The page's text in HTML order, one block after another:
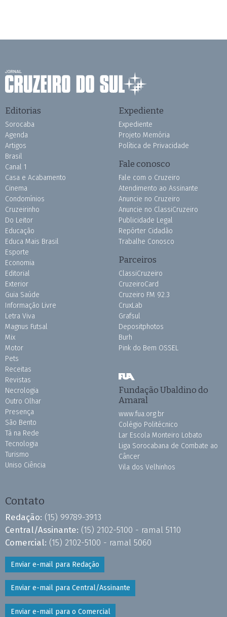
Editorias
Sorocaba
Agenda
Artigos
Brasil
Canal 1
Casa e Acabamento
Cinema
Condomínios
Cruzeirinho
Do Leitor
Educação
Educa Mais Brasil
Esporte
Economia
Editorial
Exterior
Guia Saúde
Informação Livre
Letra Viva
Magnus Futsal
Mix
Motor
Pets
Receitas
Revistas
Necrologia
Outro Olhar
Presença
São Bento
Tá na Rede
Tecnologia
Turismo
Uniso Ciência
Expediente
Expediente
Projeto Memória
Política de Privacidade
Fale conosco
Fale com o Cruzeiro
Atendimento ao Assinante
Anuncie no Cruzeiro
Anuncie no ClassiCruzeiro
Publicidade Legal
Repórter Cidadão
Trabalhe Conosco
Parceiros
ClassiCruzeiro
CruzeiroCard
Cruzeiro FM 92.3
CruxLab
Grafsul
Depositphotos
Burh
Pink do Bem OSSEL
Fundação Ubaldino do
Amaral
www.fua.org.br
Colégio Politécnico
Lar Escola Monteiro Lobato
Liga Sorocabana de Combate ao
Câncer
Vila dos Velhinhos
Contato
Redação: (15) 99789-3913
Central/Assinante: (15) 2102-5100 - ramal 5110
Comercial: (15) 2102-5100 - ramal 5060
Enviar e-mail para Redação
Enviar e-mail para Central/Assinante
Enviar e-mail para o Comercial